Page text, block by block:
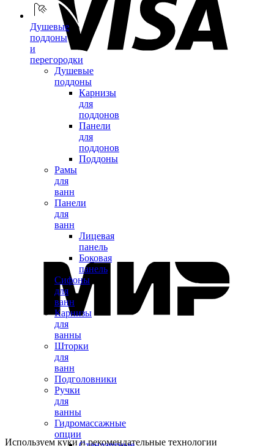
Душевые
поддоны
и
перегородки
Душевые
поддоны
Карнизы
для
поддонов
Панели
для
поддонов
Поддоны
Рамы
для
ванн
Панели
для
ванн
Лицевая
панель
Боковая
панель
Сифоны
для
ванн
Карнизы
для
ванны
Шторки
для
ванн
Подголовники
Ручки
для
ванны
Гидромассажные
опции
Используем куки и рекомендательные технологии